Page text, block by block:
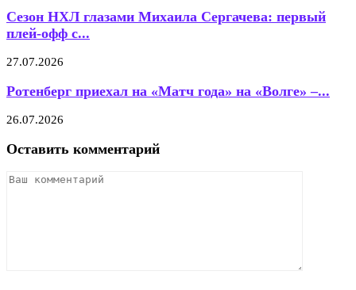
Сезон НХЛ глазами Михаила Сергачева: первый
плей-офф с...
27.07.2026
Ротенберг приехал на «Матч года» на «Волге» –...
26.07.2026
Оставить комментарий